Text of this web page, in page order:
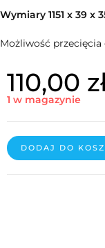
Wymiary 1151 x 39 x
Możliwość przecięcia
110,00
1 w magazynie
DODAJ DO